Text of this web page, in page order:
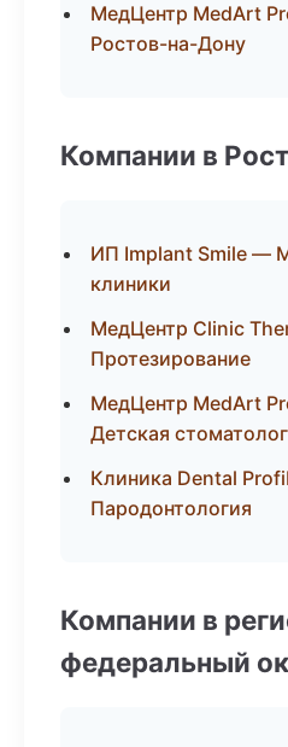
МедЦентр MedArt
Ростов-на-Дону
Компании в
ИП Implant Smile —
клиники
МедЦентр Clinic
Протезирование
МедЦентр MedArt
Детская
Клиника Dental
Пародонтология
Компании в
федеральный